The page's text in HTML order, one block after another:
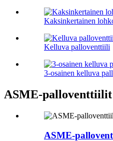
Kaksinkertainen
Kelluva palloventtiili
3-osainen kelluva
ASME-palloventtiilit
ASME-